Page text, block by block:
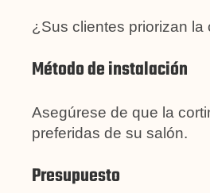
¿Sus clientes priorizan
Método de instalación
Asegúrese de que la
preferidas de su salón.
Presupuesto